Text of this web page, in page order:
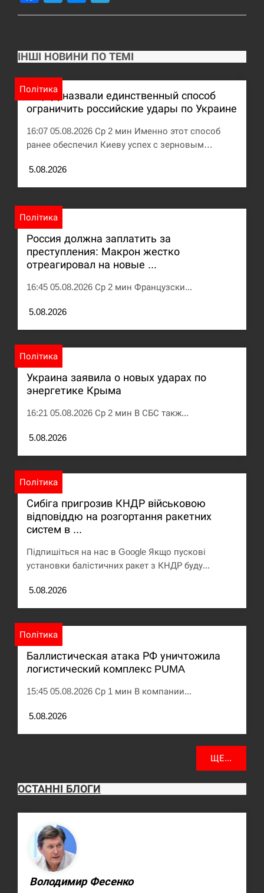
США обсуждают лицензии на Patriot для
СЕРПЕНЬ
12:40
Латвія готова направити до 20 військових для
розблокування Ормузької протоки
Силы обороны поразили российскую
СЕРПЕНЬ
У США зафіксували рекордний спалах
циклоспорозу, захворіли понад 10 тисяч…
СЕРПЕНЬ
11:53
Под огнем “Эпицентр”, ROZETKA и “Новая
11:40
У зоопарку Токіо через спеку загинули три
левиці
СЕРПЕНЬ
Россияне ударили “Бардеролями” по Харькову,
ЩЕ...
ІНШІ НОВИНИ ПО ТЕМІ
Політика
В ЦПД назвали единственный способ
ограничить российские удары по Украине
16:07 05.08.2026 Ср 2 мин Именно этот способ
ранее обеспечил Киеву успех с зерновым…
5.08.2026
Політика
Россия должна заплатить за
преступления: Макрон жестко
отреагировал на новые ...
16:45 05.08.2026 Ср 2 мин Французски...
5.08.2026
Політика
Украина заявила о новых ударах по
энергетике Крыма
16:21 05.08.2026 Ср 2 мин В СБС такж...
5.08.2026
Політика
Сибіга пригрозив КНДР військовою
відповіддю на розгортання ракетних
систем в ...
Підпишіться на нас в Google Якщо пускові
установки балістичних ракет з КНДР буду...
5.08.2026
Політика
Баллистическая атака РФ уничтожила
логистический комплекс PUMA
15:45 05.08.2026 Ср 1 мин В компании...
5.08.2026
ЩЕ...
ОСТАННІ БЛОГИ
Володимир Фесенко